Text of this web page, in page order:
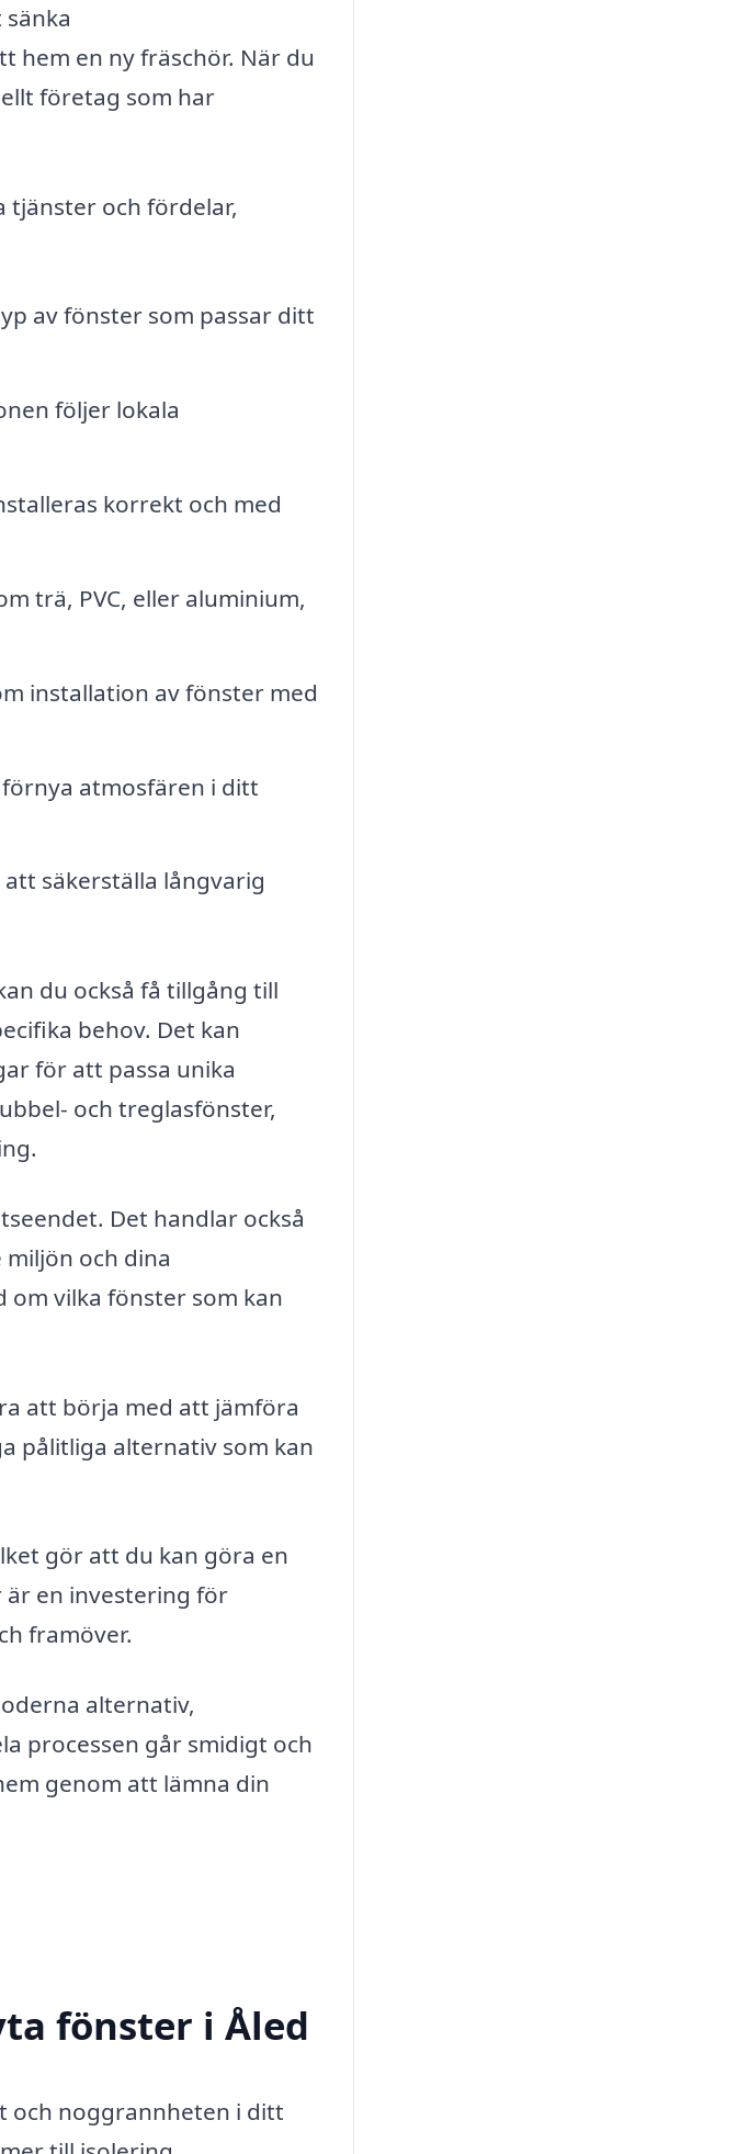
hem en ny fräschör. När du
företag som har
tjänster och fördelar,
av fönster som passar ditt
följer lokala
korrekt och med
trä, PVC, eller aluminium,
installation av fönster med
atmosfären i ditt
säkerställa långvarig
du också få tillgång till
behov. Det kan
för att passa unika
och treglasfönster,
Det handlar också
och dina
vilka fönster som kan
att börja med att jämföra
pålitliga alternativ som kan
gör att du kan göra en
en investering för
framöver.
alternativ,
processen går smidigt och
genom att lämna din
fönster i Åled
och noggrannheten i ditt